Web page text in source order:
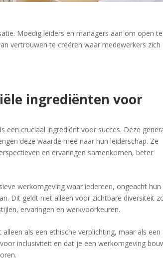
Moedig leiders en managers aan om open
vertrouwen te creëren waar medewerkers zich
ingrediënten voor
een cruciaal ingrediënt voor succes. Deze
deze waarde mee naar hun leiderschap. Ze
en ervaringen samenkomen, beter
werkomgeving waar iedereen, ongeacht hun
Dit geldt niet alleen voor zichtbare diversiteit
ervaringen en werkvoorkeuren.
als een ethische verplichting, maar als een
inclusiviteit en dat je een werkomgeving